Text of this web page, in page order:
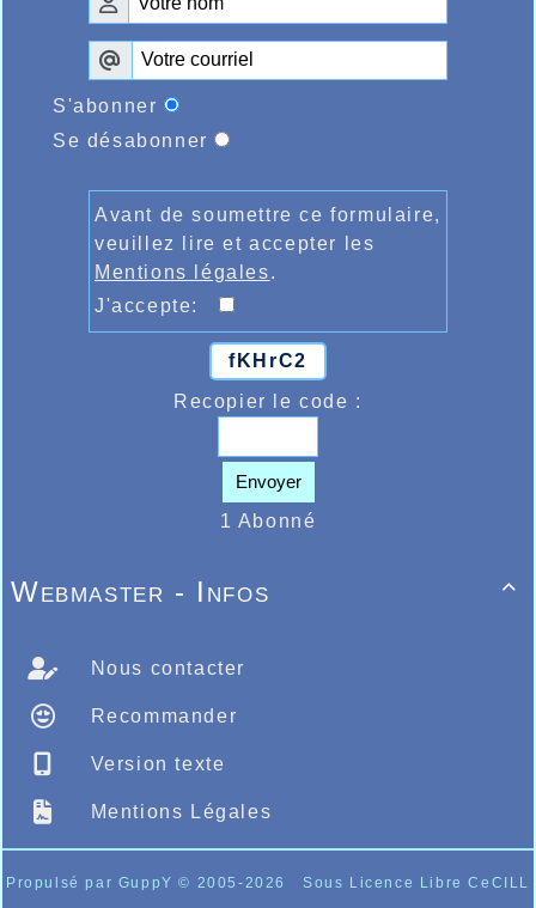
S'abonner
Se désabonner
Avant de soumettre ce formulaire,
veuillez lire et accepter les
Mentions légales.
J'accepte:
fKHrC2
Recopier le code :
Envoyer
1 Abonné

Webmaster - Infos
Nous contacter
Recommander
Version texte
Mentions Légales
Propulsé par GuppY© 2005-2026 Sous Licence Libre CeCILL